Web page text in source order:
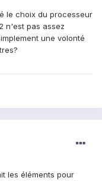
le choix du processeur
n'est pas assez
une volonté
les éléments pour